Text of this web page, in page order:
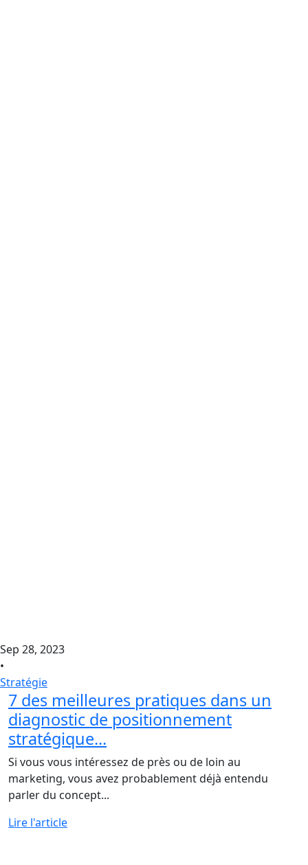
Sep 28, 2023
•
Stratégie
7 des meilleures pratiques dans un
diagnostic de positionnement
stratégique...
Si vous vous intéressez de près ou de loin au
marketing, vous avez probablement déjà entendu
parler du concept...
Lire l'article